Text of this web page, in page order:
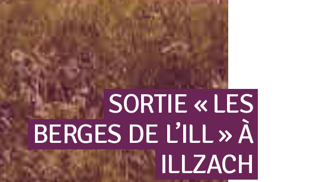
SORTIE « LES
BERGES DE L’ILL » À
ILLZACH